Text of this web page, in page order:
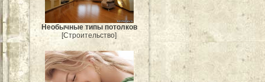
Необычные типы потолков
[Строительство]